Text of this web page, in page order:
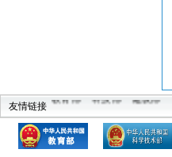
友情链接
教育部 科技部 建设部